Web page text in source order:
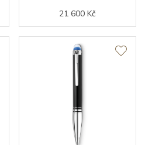
21 600 Kč